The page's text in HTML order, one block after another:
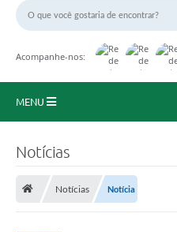
Acompanhe-nos:
MENU
Notícias
Notícias Notícia